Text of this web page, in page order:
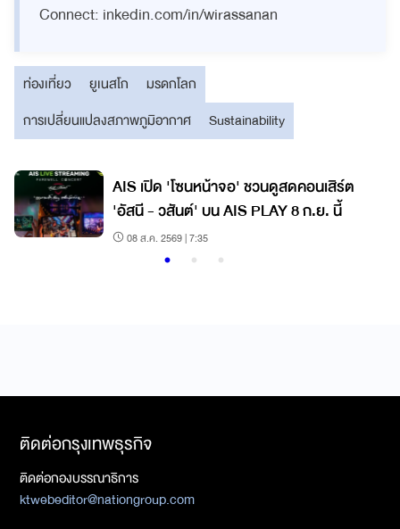
Connect: inkedin.com/in/wirassanan
ท่องเที่ยว ยูเนสโก
มรดกโลก
การเปลี่ยนแปลงสภาพภูมิอากาศ
Sustainability
AIS เปิด 'โซนหน้าจอ' ชวนดูสดคอนเสิร์ต
'อัสนี - วสันต์' บน AIS PLAY 8 ก.ย. นี้
08 ส.ค. 2569 | 7:35
ติดต่อกรุงเทพธุรกิจ
ติดต่อกองบรรณาธิการ
ktwebeditor@nationgroup.com